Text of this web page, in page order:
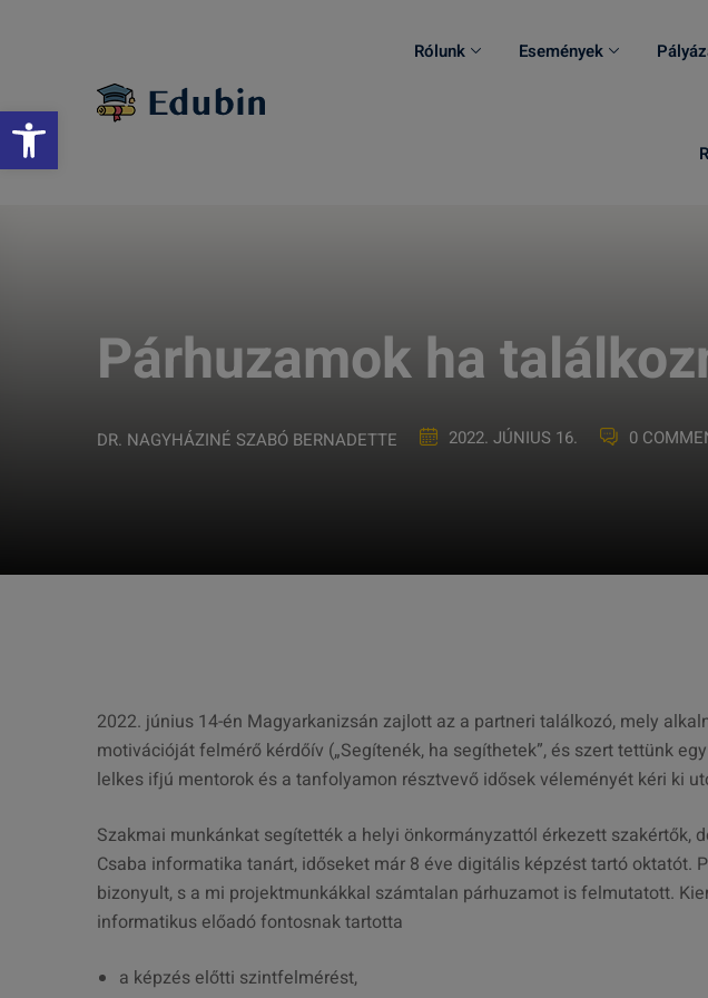
Eszköztár megnyitása
Rólunk Események
Párhuzamok ha
DR. NAGYHÁZINÉ SZABÓ BERNADETTE 2022. JÚNIUS 16. 0
2022. június 14-én Magyarkanizsán zajlott az a partneri találkozó, mely
motivációját felmérő kérdőív („Segítenék, ha segíthetek”, és szert tettünk
lelkes ifjú mentorok és a tanfolyamon résztvevő idősek véleményét kéri ki
Szakmai munkánkat segítették a helyi önkormányzattól érkezett szakértők,
Csaba informatika tanárt, időseket már 8 éve digitális képzést tartó oktatót.
bizonyult, s a mi projektmunkákkal számtalan párhuzamot is felmutatott.
informatikus előadó fontosnak tartotta
a képzés előtti szintfelmérést,